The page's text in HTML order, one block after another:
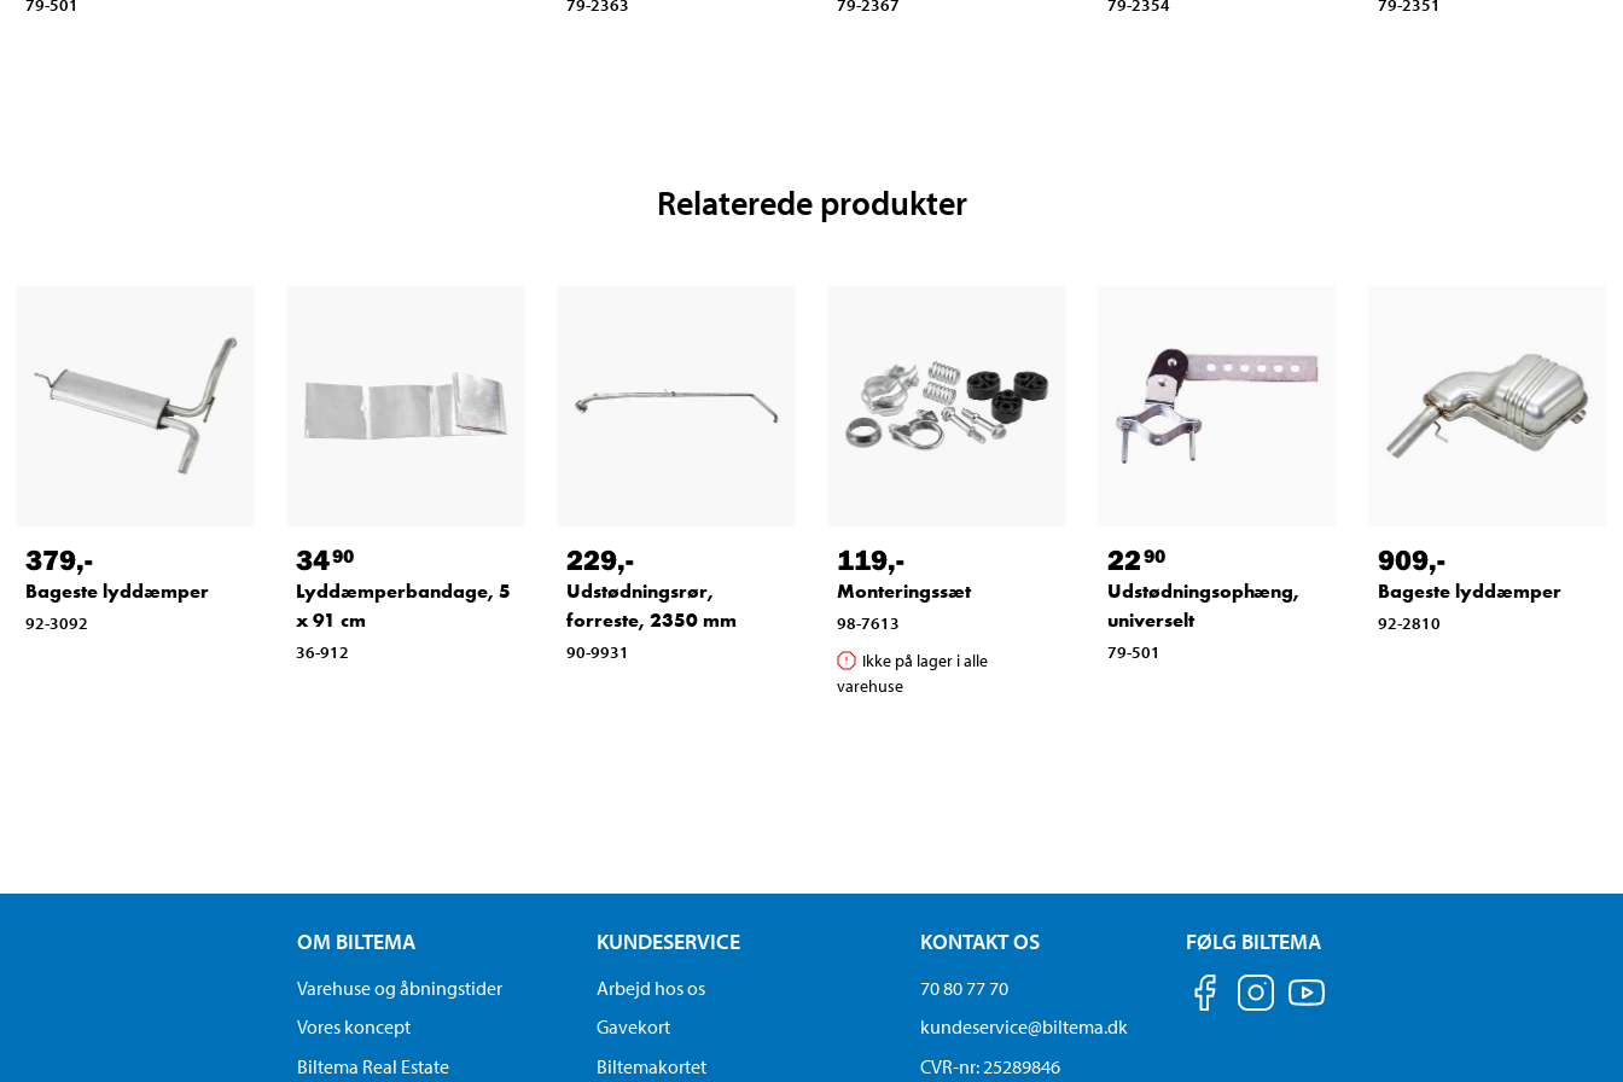
79-501 79-2363 79-2367 79-2354 79-2351
Relaterede produkter
379,-
Bageste lyddæmper
92-3092
3490
Lyddæmperbandage, 5
x 91 cm
36-912
229,-
Udstødningsrør,
forreste, 2350 mm
90-9931
119,-
Monteringssæt
98-7613
Ikke på lager i alle
varehuse
2290
Udstødningsophæng,
universelt
79-501
909,-
Bageste lyddæmper
92-2810
OM BILTEMA
Varehuse og åbningstider
Vores koncept
Biltema Real Estate
KUNDESERVICE
Arbejd hos os
Gavekort
Biltemakortet
KONTAKT OS
70 80 77 70
kundeservice@biltema.dk
CVR-nr: 25289846
FØLG BILTEMA